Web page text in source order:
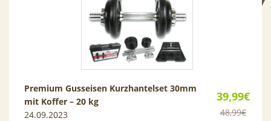
39,99€
48,99€
Premium Gusseisen Kurzhantelset 30mm
mit Koffer – 20 kg
24.09.2023